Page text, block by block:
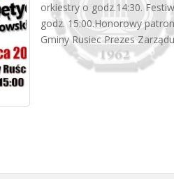
orkiestry o godz.14:30.
godz. 15:00.Honorowy
Gminy Rusiec Prezes